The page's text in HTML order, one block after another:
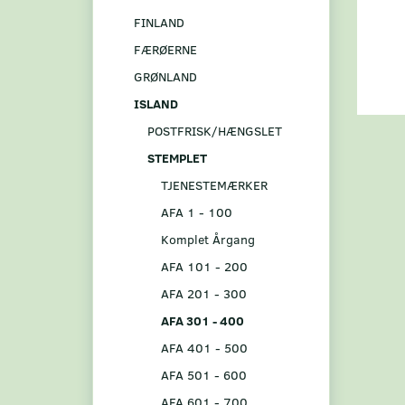
FINLAND
FÆRØERNE
GRØNLAND
ISLAND
POSTFRISK/HÆNGSLET
STEMPLET
TJENESTEMÆRKER
AFA 1 - 100
Komplet Årgang
AFA 101 - 200
AFA 201 - 300
AFA 301 - 400
AFA 401 - 500
AFA 501 - 600